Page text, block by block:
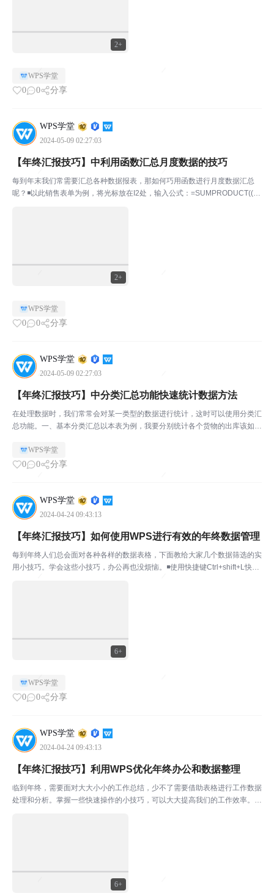
2+
WPS学堂
0 0 分享
WPS学堂
2024-05-09 02:27:03
2+
【年终汇报技巧】中利用函数汇总月度数据的技巧
每到年末我们常需要汇总各种数据报表，那如何巧用函数进行月度数据汇总
呢？◾以此销售表单为例，将光标放在I2处，输入公式：=SUMPRODUCT((Y
WPS学堂
0 0 分享
WPS学堂
2024-05-09 02:27:03
【年终汇报技巧】中分类汇总功能快速统计数据方法
在处理数据时，我们常常会对某一类型的数据进行统计，这时可以使用分类汇
总功能。一、基本分类汇总以本表为例，我要分别统计各个货物的出库该如何
单，选择自定义排序。▪第二步：在「排序」对话框中，选...
WPS学堂
0 0 分享
WPS学堂
2024-04-24 09:43:13
6+
【年终汇报技巧】如何使用WPS进行有效的年终数据管理
每到年终人们总会面对各种各样的数据表格，下面教给大家几个数据筛选的实
用小技巧。学会这些小技巧，办公再也没烦恼。◾使用快捷键Ctrl+shift+L快捷
WPS学堂
0 0 分享
WPS学堂
2024-04-24 09:43:13
6+
【年终汇报技巧】利用WPS优化年终办公和数据整理
临到年终，需要面对大大小小的工作总结，少不了需要借助表格进行工作数据
处理和分析。掌握一些快速操作的小技巧，可以大大提高我们的工作效率。◾